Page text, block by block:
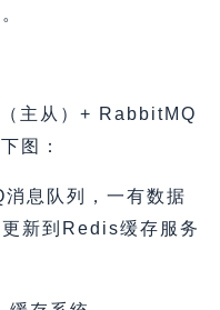
主从）+ RabbitMQ
图：
息队列，一有数据
新到Redis缓存服务